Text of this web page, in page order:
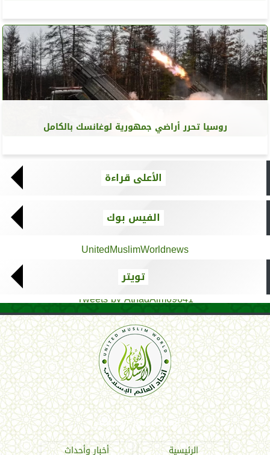
روسيا تحرر أراضي جمهورية لوغانسك بالكامل
الأعلى قراءة
الفيس بوك
UnitedMuslimWorldnews
تويتر
Tweets by AthadAlm69641
اتحاد العالم الإسلامي
الرئيسية أخبار وأحداث